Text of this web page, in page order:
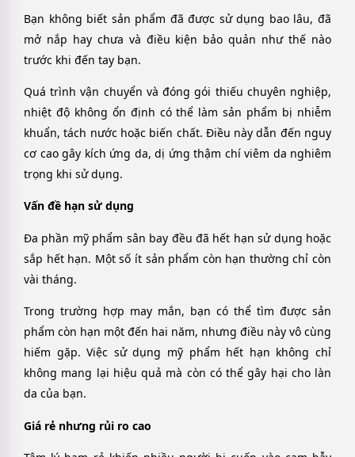
Bạn không biết sản phẩm đã được sử dụng bao lâu, đã
mở nắp hay chưa và điều kiện bảo quản như thế nào
trước khi đến tay bạn.
Quá trình vận chuyển và đóng gói thiếu chuyên nghiệp,
nhiệt độ không ổn định có thể làm sản phẩm bị nhiễm
khuẩn, tách nước hoặc biến chất. Điều này dẫn đến nguy
cơ cao gây kích ứng da, dị ứng thậm chí viêm da nghiêm
trọng khi sử dụng.
Vấn đề hạn sử dụng
Đa phần mỹ phẩm sân bay đều đã hết hạn sử dụng hoặc
sắp hết hạn. Một số ít sản phẩm còn hạn thường chỉ còn
vài tháng.
Trong trường hợp may mắn, bạn có thể tìm được sản
phẩm còn hạn một đến hai năm, nhưng điều này vô cùng
hiếm gặp. Việc sử dụng mỹ phẩm hết hạn không chỉ
không mang lại hiệu quả mà còn có thể gây hại cho làn
da của bạn.
Giá rẻ nhưng rủi ro cao